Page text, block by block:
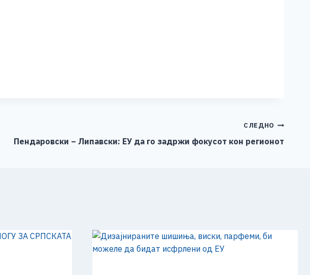
СЛЕДНО
Пендаровски – Липавски: ЕУ да го задржи фокусот кон регионот